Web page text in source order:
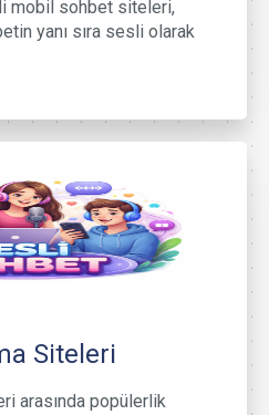
mobil sohbet siteleri,
yanı sıra sesli olarak
Siteleri
arasında popülerlik